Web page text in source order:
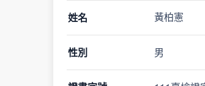
姓名 黃柏憲
性別 男